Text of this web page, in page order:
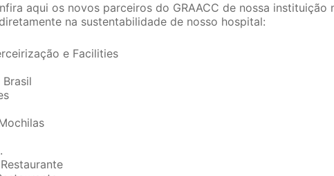
aqui os novos parceiros do GRAACC de nossa
na sustentabilidade de nosso hospital:
e Facilities